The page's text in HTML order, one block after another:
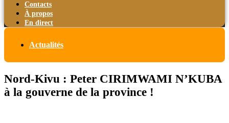
Contacts
À propos
En direct
Actualités
Nord-Kivu : Peter CIRIMWAMI N’KUBA
à la gouverne de la province !